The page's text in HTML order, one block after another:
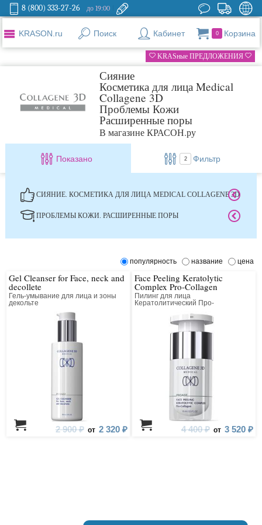
8 (800) 333-27-26 до 19:00
KRASON.ru Поиск Кабинет 0 Корзина
KRASные ПРЕДЛОЖЕНИЯ
Сияние
Косметика для лица Medical
Collagene 3D
Проблемы Кожи
Расширенные поры
В магазине КРАСОН.ру
Показано 2 Фильтр
СИЯНИЕ. КОСМЕТИКА ДЛЯ ЛИЦА MEDICAL COLLAGENE 3D
ПРОБЛЕМЫ КОЖИ. РАСШИРЕННЫЕ ПОРЫ
популярность название цена
Gel Cleanser for Face, neck and
decollete
Гель-умывание для лица и зоны
декольте
2 900 ₽ от 2 320 ₽
Face Peeling Keratolytic
Complex Pro-Collagen
Пилинг для лица
Кератолитический Про-
4 400 ₽ от 3 520 ₽